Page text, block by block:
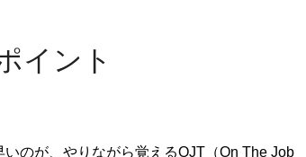
イント
のが、やりながら覚えるOJT（On The Job